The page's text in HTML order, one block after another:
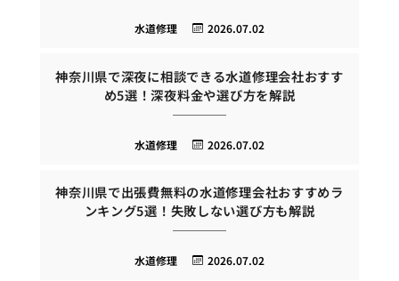
2026.07.02
水道修理
神奈川県で深夜に相談できる水道修理会社おすす
め5選！深夜料金や選び方を解説
2026.07.02
水道修理
神奈川県で出張費無料の水道修理会社おすすめラ
ンキング5選！失敗しない選び方も解説
2026.07.02
水道修理